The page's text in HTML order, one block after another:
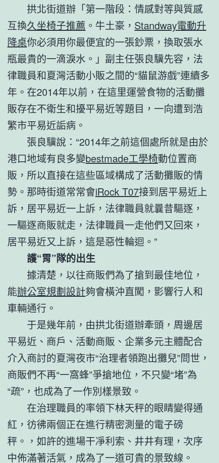
拱北街道辦「第一階段：情感對等與質感
互換久坐椅子推薦 。牛土豪， Standway電動升
降桌你必須用你最便宜的一張鈔票，換取張水
瓶最貴的一滴淚水。」副主任張良驥先容，法
律職員和夏灣活動小販之間的“貓鼠游戲”連續多
年。在2014年以前，在這里運營食物的活動攤
販存在不衛生和擾平易近等題目，一向遭到浩
繁市平易近詬病。
張良驥說：“2014年之前這個處所就是由於
港口地域有良多變bestmade工學椅動位置商
販，所以直接在這些區域構成了活動攤販的情
勢。那時街道常常會iRock T07接到居平易近上
訴，居平易近一上訴，法律職員就曩昔驅逐，
一驅逐商販就走，法律職員一走他們又回來，
居平易近又上訴，這是惡性輪迴。”
護“胃”隊的出生
據清楚，以往商販們為了搶到最佳地位，
能辦公室規劃設計夠會橫沖直闖，影響行人和
車輛通行。
于是幾年前，由拱北街道辦牽頭，周邊居
平易近、商戶、活動商販、企業多元主體配合
介入商討的夏灣夜市“治理者領跑出攤兒”問世，
商販們不再“一窩蜂”爭搶地位，不只變“堵”為
“疏”，也成為了一作別樣景致。
在治理職員的率領下林天秤的眼睛變得通
紅，彷彿兩個正在進行精密測量的電子磅
秤。，如許的進場干凈利索、井井有理，次序
中佈滿著活氣，成為了一道可貴的景致線。